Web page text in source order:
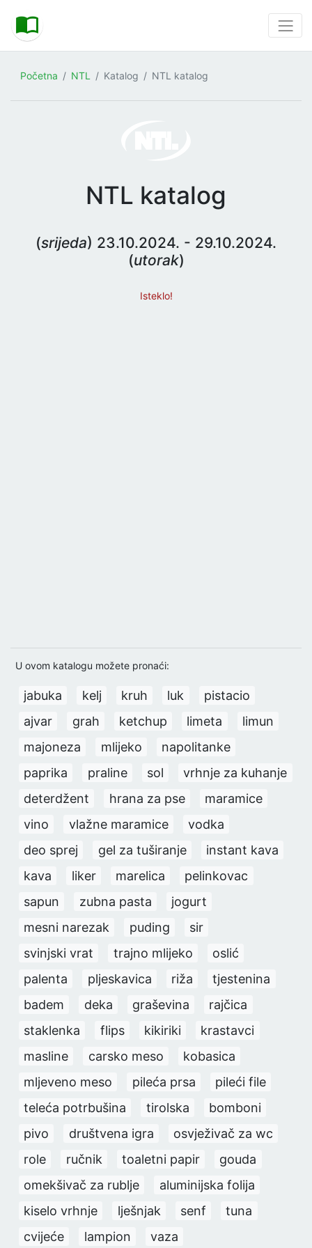
Početna NTL Katalog NTL katalog
NTL katalog
(srijeda) 23.10.2024. - 29.10.2024.
(utorak)
Isteklo!
U ovom katalogu možete pronaći:
jabuka kelj kruh luk
pistacio
ajvar
grah ketchup limeta
limun
majoneza
mlijeko
napolitanke
paprika
praline sol
vrhnje za kuhanje
deterdžent
hrana za pse
maramice
vino
vlažne maramice
vodka
deo sprej
gel za tuširanje
instant kava
kava
liker marelica
pelinkovac
sapun
zubna pasta
jogurt
mesni narezak
puding
sir
svinjski vrat
trajno mlijeko
oslić
palenta
pljeskavica riža
tjestenina
badem
deka graševina
rajčica
staklenka
flips kikiriki
krastavci
masline
carsko meso
kobasica
mljeveno meso
pileća prsa
pileći file
teleća potrbušina
tirolska
bomboni
pivo
društvena igra
osvježivač za wc
role
ručnik toaletni papir
gouda
omekšivač za rublje
aluminijska folija
kiselo vrhnje
lješnjak senf
tuna
cvijeće
lampion vaza